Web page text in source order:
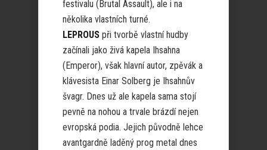
festivalu (Brutal Assault), ale i na
několika vlastních turné.
LEPROUS při tvorbě vlastní hudby
začínali jako živá kapela Ihsahna
(Emperor), však hlavní autor, zpěvák a
klávesista Einar Solberg je Ihsahnův
švagr. Dnes už ale kapela sama stojí
pevně na nohou a trvale brázdí nejen
evropská podia. Jejich původně lehce
avantgardně laděný prog metal dnes